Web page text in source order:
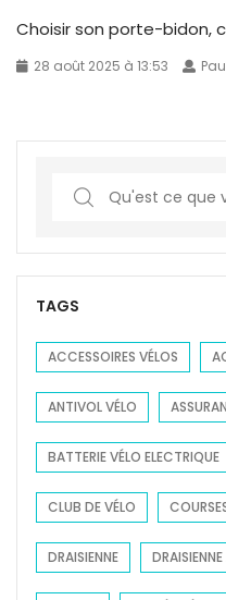
Choisir son porte-bidon,
28 août 2025 à 13:53
r
c
f
r
:
TAGS
ACCESSOIRES VÉLOS
ANTIVOL VÉLO
BATTERIE VÉLO ELECTRIQUE
CLUB DE VÉLO
DRAISIENNE